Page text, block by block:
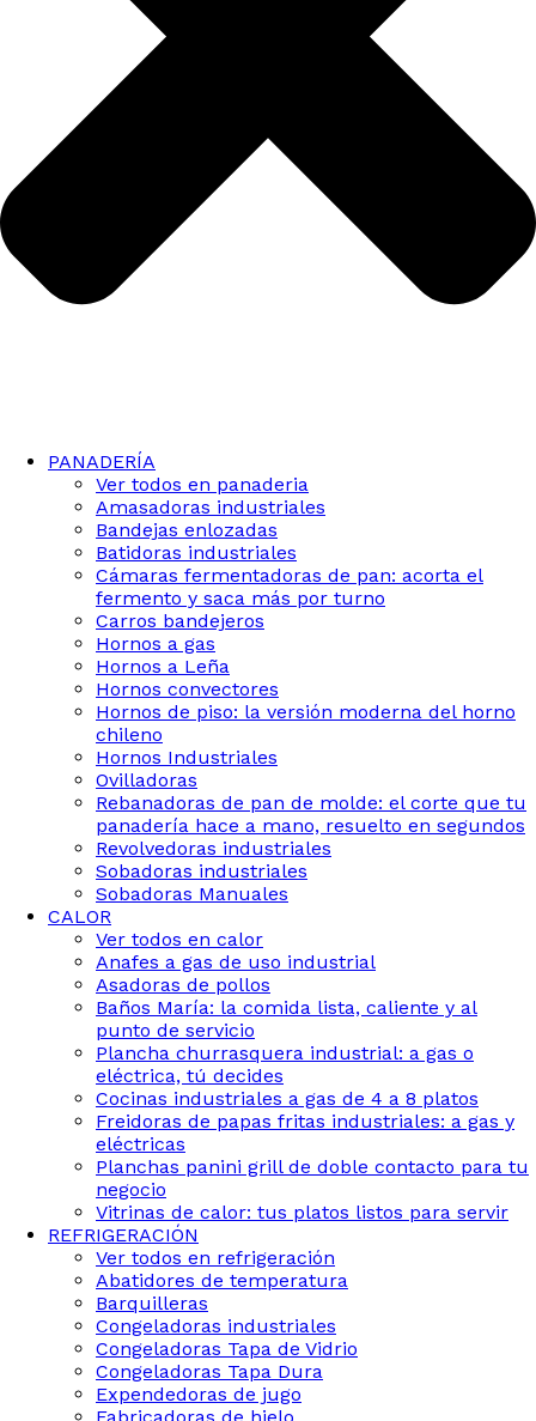
PANADERÍA
Ver todos en panaderia
Amasadoras industriales
Bandejas enlozadas
Batidoras industriales
Cámaras fermentadoras de pan: acorta el
fermento y saca más por turno
Carros bandejeros
Hornos a gas
Hornos a Leña
Hornos convectores
Hornos de piso: la versión moderna del horno
chileno
Hornos Industriales
Ovilladoras
Rebanadoras de pan de molde: el corte que tu
panadería hace a mano, resuelto en segundos
Revolvedoras industriales
Sobadoras industriales
Sobadoras Manuales
CALOR
Ver todos en calor
Anafes a gas de uso industrial
Asadoras de pollos
Baños María: la comida lista, caliente y al
punto de servicio
Plancha churrasquera industrial: a gas o
eléctrica, tú decides
Cocinas industriales a gas de 4 a 8 platos
Freidoras de papas fritas industriales: a gas y
eléctricas
Planchas panini grill de doble contacto para tu
negocio
Vitrinas de calor: tus platos listos para servir
REFRIGERACIÓN
Ver todos en refrigeración
Abatidores de temperatura
Barquilleras
Congeladoras industriales
Congeladoras Tapa de Vidrio
Congeladoras Tapa Dura
Expendedoras de jugo